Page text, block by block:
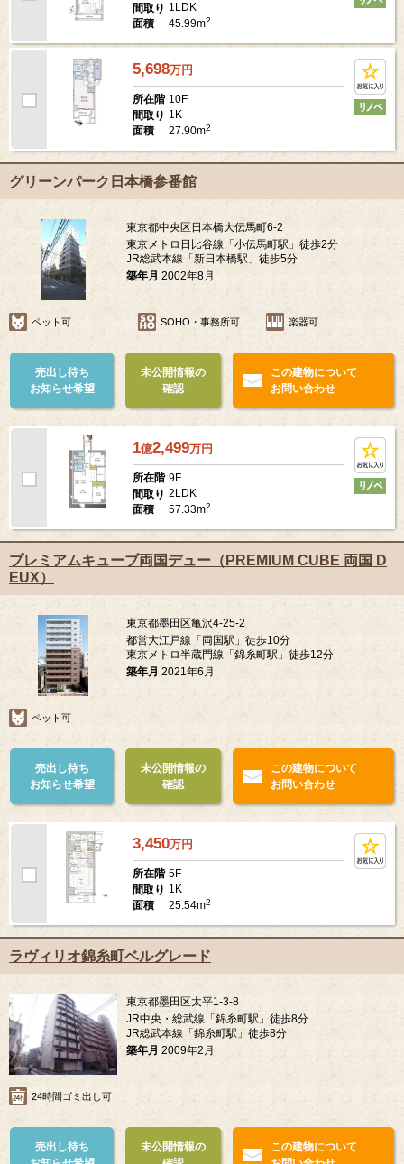
間取り 1LDK
面積
45.99m2
5,698万円
所在階 10F
間取り 1K
面積
27.90m2
グリーンパーク日本橋参番館
東京都中央区日本橋大伝馬町6-2
東京メトロ日比谷線「小伝馬町駅」徒歩2分
JR総武本線「新日本橋駅」徒歩5分
築年月 2002年8月
ペット可 SOHO・事務所可 楽器可
売出し待ち
お知らせ希望
未公開情報の
確認
この建物について
お問い合わせ
1億2,499万円
所在階 9F
間取り 2LDK
面積
57.33m2
プレミアムキューブ両国デュー（PREMIUM CUBE 両国 D
EUX）
東京都墨田区亀沢4-25-2
都営大江戸線「両国駅」徒歩10分
東京メトロ半蔵門線「錦糸町駅」徒歩12分
築年月 2021年6月
ペット可
売出し待ち
お知らせ希望
未公開情報の
確認
この建物について
お問い合わせ
3,450万円
所在階 5F
間取り 1K
面積
25.54m2
ラヴィリオ錦糸町ベルグレード
東京都墨田区太平1-3-8
JR中央・総武線「錦糸町駅」徒歩8分
JR総武本線「錦糸町駅」徒歩8分
築年月 2009年2月
24時間ゴミ出し可
売出し待ち
未公開情報の
この建物について